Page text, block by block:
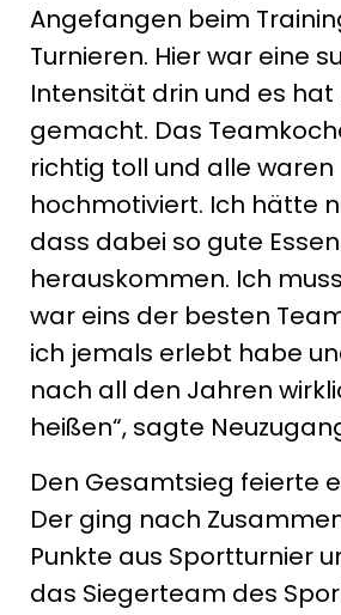
Angefangen beim
Turnieren. Hier war eine
Intensität drin und es hat
gemacht. Das
richtig toll und alle waren
hochmotiviert. Ich hätte
dass dabei so gute Essen
herauskommen. Ich
war eins der besten
ich jemals erlebt habe
nach all den Jahren
heißen“, sagte
Den Gesamtsieg feierte
Der ging nach
Punkte aus Sportturnier
das Siegerteam des